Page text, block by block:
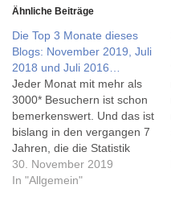
Ähnliche Beiträge
Die Top 3 Monate dieses
Blogs: November 2019, Juli
2018 und Juli 2016…
Jeder Monat mit mehr als
3000* Besuchern ist schon
bemerkenswert. Und das ist
bislang in den vergangen 7
Jahren, die die Statistik
läuft, erst fünf mal
vorgekommen. Hier sind die
30. November 2019
In "Allgemein"